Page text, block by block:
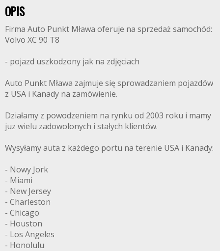
OPIS
Firma Auto Punkt Mława oferuje na sprzedaż samochód:
Volvo XC 90 T8
- pojazd uszkodzony jak na zdjęciach
Auto Punkt Mława zajmuje się sprowadzaniem pojazdów
z USA i Kanady na zamówienie.
Działamy z powodzeniem na rynku od 2003 roku i mamy
juz wielu zadowolonych i stałych klientów.
Wysyłamy auta z każdego portu na terenie USA i Kanady:
- Nowy Jork
- Miami
- New Jersey
- Charleston
- Chicago
- Houston
- Los Angeles
- Honolulu